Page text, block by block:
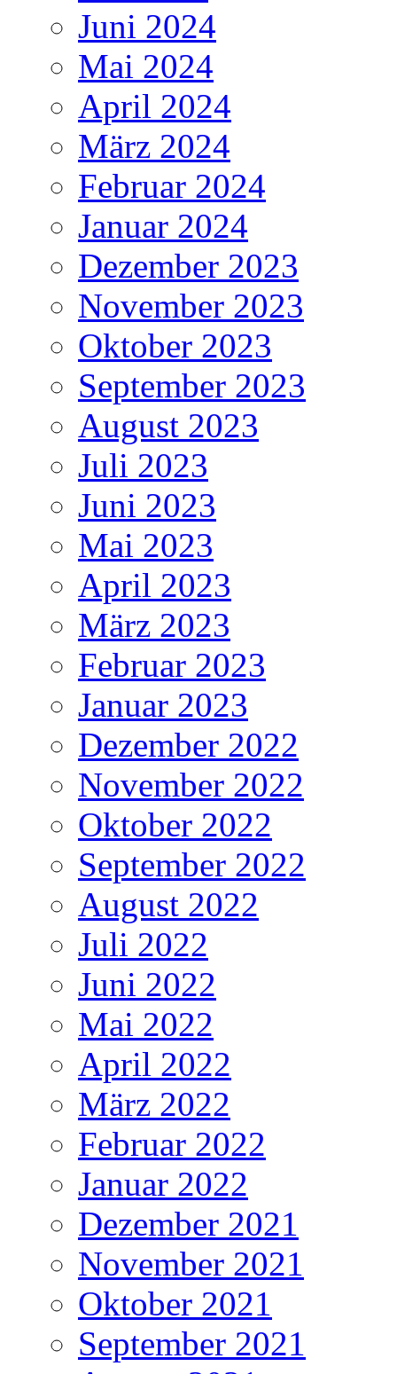
Juni 2024
Mai 2024
April 2024
März 2024
Februar 2024
Januar 2024
Dezember 2023
November 2023
Oktober 2023
September 2023
August 2023
Juli 2023
Juni 2023
Mai 2023
April 2023
März 2023
Februar 2023
Januar 2023
Dezember 2022
November 2022
Oktober 2022
September 2022
August 2022
Juli 2022
Juni 2022
Mai 2022
April 2022
März 2022
Februar 2022
Januar 2022
Dezember 2021
November 2021
Oktober 2021
September 2021